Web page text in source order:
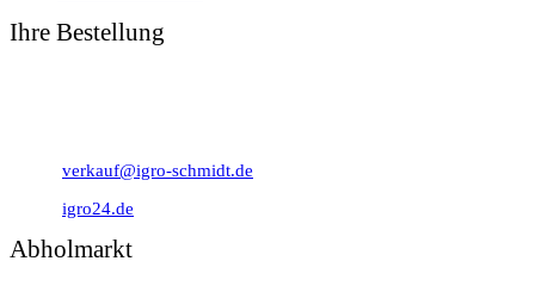
Ihre Bestellung
verkauf@igro-schmidt.de
igro24.de
Abholmarkt